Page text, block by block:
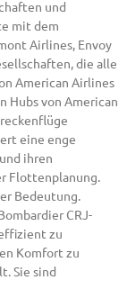
und
mit dem
Airlines, Envoy
die alle
American Airlines
Hubs von American
eine enge
ihren
Flottenplanung.
Bedeutung.
CRJ-
zu
Komfort zu
Sie sind